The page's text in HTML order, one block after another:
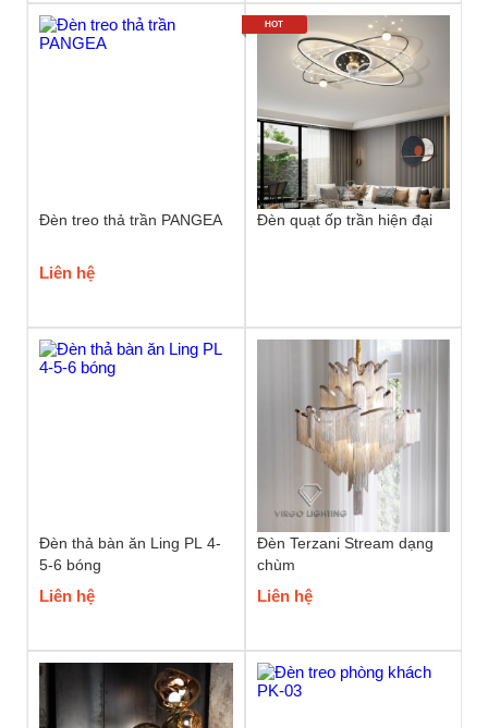
Đèn treo thả trần PANGEA
Liên hệ
Đèn quạt ốp trần hiện đại
HOT
Đèn thả bàn ăn Ling PL 4-
5-6 bóng
Liên hệ
Đèn Terzani Stream dạng
chùm
Liên hệ